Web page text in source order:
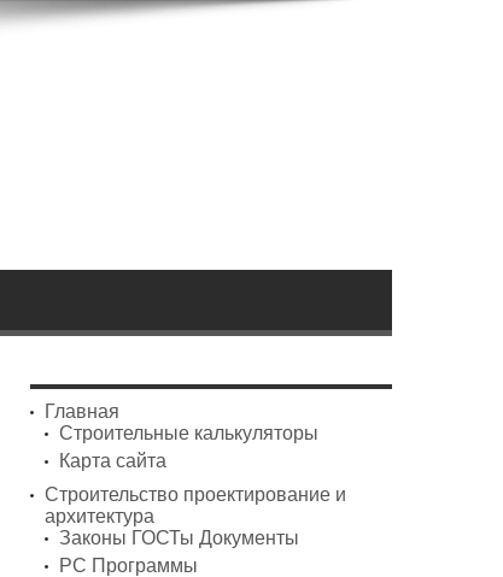
Главная
Строительные калькуляторы
Карта сайта
Строительство проектирование и
архитектура
Законы ГОСТы Документы
PC Программы